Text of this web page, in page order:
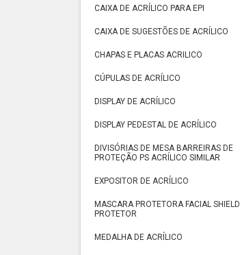
CAIXA DE ACRÍLICO PARA EPI
CAIXA DE SUGESTÕES DE ACRÍLICO
CHAPAS E PLACAS ACRILICO
CÚPULAS DE ACRÍLICO
DISPLAY DE ACRÍLICO
DISPLAY PEDESTAL DE ACRÍLICO
DIVISÓRIAS DE MESA BARREIRAS DE
PROTEÇÃO PS ACRÍLICO SIMILAR
EXPOSITOR DE ACRÍLICO
MASCARA PROTETORA FACIAL SHIELD
PROTETOR
MEDALHA DE ACRÍLICO